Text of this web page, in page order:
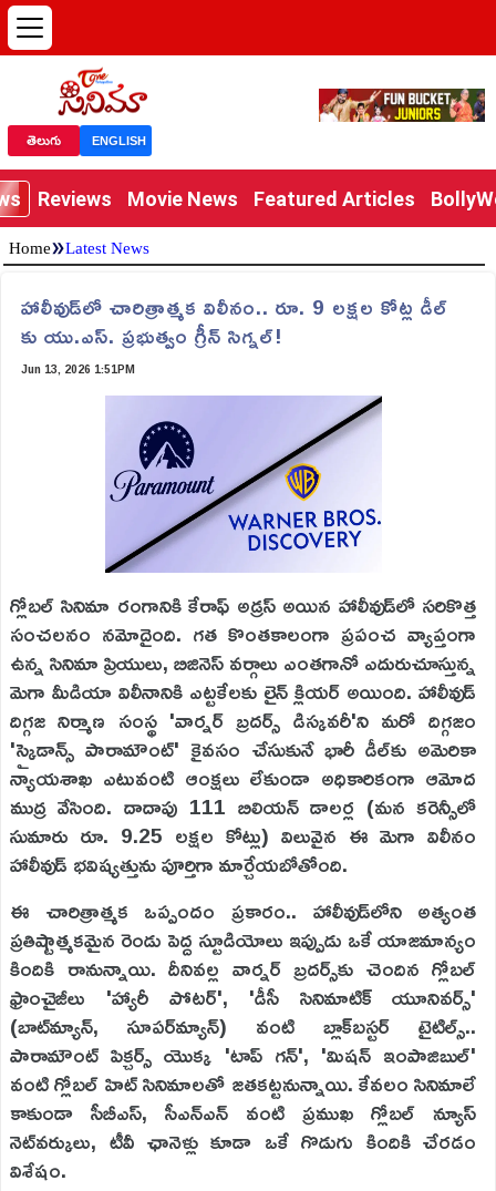
తెలుగు ENGLISH
Reviews Movie News Featured Articles
Home»Latest News
హాలీవుడ్‌లో చారిత్రాత్మక విలీనం.. రూ. 9 లక్షల కోట్ల డీల్‌
కు యు.ఎస్. ప్రభుత్వం గ్రీన్ సిగ్నల్!
Jun 13, 2026 1:51PM
గ్లోబల్ సినిమా రంగానికి కేరాఫ్ అడ్రస్ అయిన హాలీవుడ్‌లో సరికొత్త
సంచలనం నమోదైంది. గత కొంతకాలంగా ప్రపంచ వ్యాప్తంగా
ఉన్న సినిమా ప్రియులు, బిజినెస్ వర్గాలు ఎంతగానో ఎదురుచూస్తున్న
మెగా మీడియా విలీనానికి ఎట్టకేలకు లైన్ క్లియర్ అయింది. హాలీవుడ్
దిగ్గజ నిర్మాణ సంస్థ 'వార్నర్ బ్రదర్స్ డిస్కవరీ'ని మరో దిగ్గజం
'స్కైడాన్స్ పారామౌంట్' కైవసం చేసుకునే భారీ డీల్‌కు అమెరికా
న్యాయశాఖ ఎటువంటి ఆంక్షలు లేకుండా అధికారికంగా ఆమోద
ముద్ర వేసింది. దాదాపు 111 బిలియన్ డాలర్ల (మన కరెన్సీలో
సుమారు రూ. 9.25 లక్షల కోట్లు) విలువైన ఈ మెగా విలీనం
హాలీవుడ్ భవిష్యత్తును పూర్తిగా మార్చేయబోతోంది.
ఈ చారిత్రాత్మక ఒప్పందం ప్రకారం.. హాలీవుడ్‌లోని అత్యంత
ప్రతిష్టాత్మకమైన రెండు పెద్ద స్టూడియోలు ఇప్పుడు ఒకే యాజమాన్యం
కిందికి రానున్నాయి. దీనివల్ల వార్నర్ బ్రదర్స్‌కు చెందిన గ్లోబల్
ఫ్రాంచైజీలు 'హ్యారీ పోటర్', 'డీసీ సినిమాటిక్ యూనివర్స్'
(బాట్‌మ్యాన్, సూపర్‌మ్యాన్) వంటి బ్లాక్‌బస్టర్ టైటిల్స్..
పారామౌంట్ పిక్చర్స్ యొక్క 'టాప్ గన్', 'మిషన్ ఇంపాజిబుల్'
వంటి గ్లోబల్ హిట్ సినిమాలతో జతకట్టనున్నాయి. కేవలం సినిమాలే
కాకుండా సీబీఎస్, సీఎన్ఎన్ వంటి ప్రముఖ గ్లోబల్ న్యూస్
నెట్‌వర్కులు, టీవీ ఛానెళ్లు కూడా ఒకే గొడుగు కిందికి చేరడం
విశేషం.